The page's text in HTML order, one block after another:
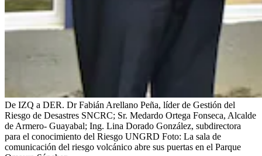
De IZQ a DER. Dr Fabián Arellano Peña, líder de Gestión del
Riesgo de Desastres SNCRC; Sr. Medardo Ortega Fonseca, Alcalde
de Armero- Guayabal; Ing. Lina Dorado González, subdirectora
para el conocimiento del Riesgo UNGRD Foto: La sala de
comunicación del riesgo volcánico abre sus puertas en el Parque